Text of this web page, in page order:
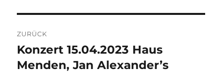
ZURÜCK
Vorheriger
Beitrag:
Konzert 15.04.2023 Haus
Menden, Jan Alexander’s